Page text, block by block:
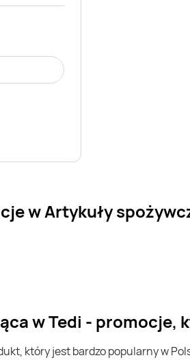
w Artykuły
w Tedi -